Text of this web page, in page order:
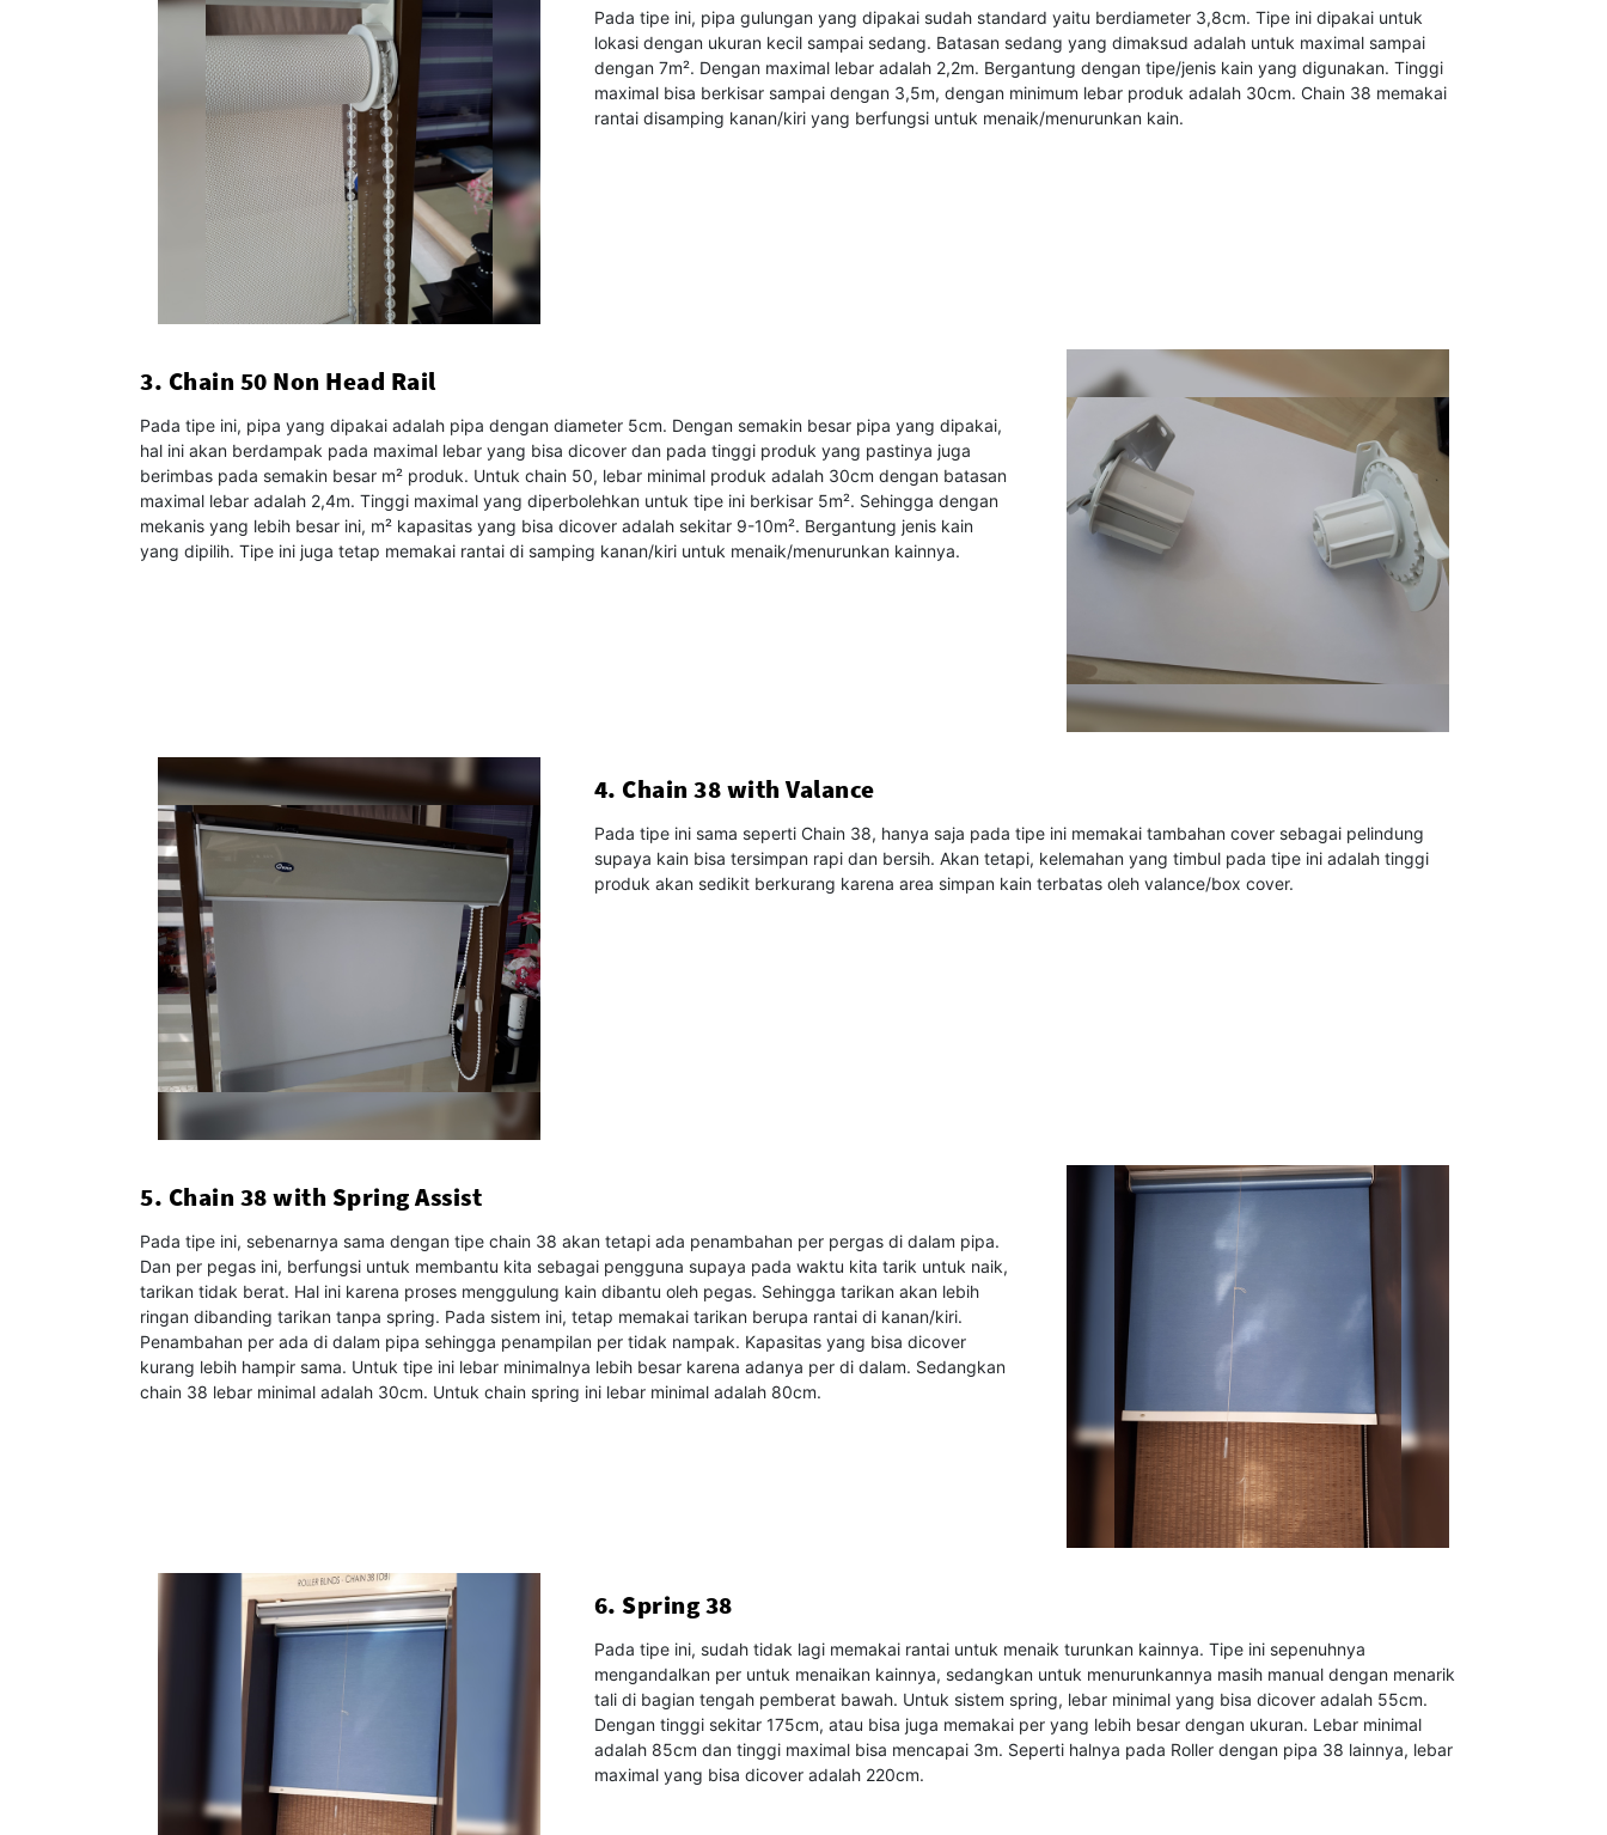
Pada tipe ini, pipa gulungan yang dipakai sudah standard yaitu berdiameter 3,8cm. Tipe ini dipakai untuk
lokasi dengan ukuran kecil sampai sedang. Batasan sedang yang dimaksud adalah untuk maximal sampai
dengan 7m². Dengan maximal lebar adalah 2,2m. Bergantung dengan tipe/jenis kain yang digunakan. Tinggi
maximal bisa berkisar sampai dengan 3,5m, dengan minimum lebar produk adalah 30cm. Chain 38 memakai
rantai disamping kanan/kiri yang berfungsi untuk menaik/menurunkan kain.
3. Chain 50 Non Head Rail
Pada tipe ini, pipa yang dipakai adalah pipa dengan diameter 5cm. Dengan semakin besar pipa yang dipakai,
hal ini akan berdampak pada maximal lebar yang bisa dicover dan pada tinggi produk yang pastinya juga
berimbas pada semakin besar m² produk. Untuk chain 50, lebar minimal produk adalah 30cm dengan batasan
maximal lebar adalah 2,4m. Tinggi maximal yang diperbolehkan untuk tipe ini berkisar 5m². Sehingga dengan
mekanis yang lebih besar ini, m² kapasitas yang bisa dicover adalah sekitar 9-10m². Bergantung jenis kain
yang dipilih. Tipe ini juga tetap memakai rantai di samping kanan/kiri untuk menaik/menurunkan kainnya.
4. Chain 38 with Valance
Pada tipe ini sama seperti Chain 38, hanya saja pada tipe ini memakai tambahan cover sebagai pelindung
supaya kain bisa tersimpan rapi dan bersih. Akan tetapi, kelemahan yang timbul pada tipe ini adalah tinggi
produk akan sedikit berkurang karena area simpan kain terbatas oleh valance/box cover.
5. Chain 38 with Spring Assist
Pada tipe ini, sebenarnya sama dengan tipe chain 38 akan tetapi ada penambahan per pergas di dalam pipa.
Dan per pegas ini, berfungsi untuk membantu kita sebagai pengguna supaya pada waktu kita tarik untuk naik,
tarikan tidak berat. Hal ini karena proses menggulung kain dibantu oleh pegas. Sehingga tarikan akan lebih
ringan dibanding tarikan tanpa spring. Pada sistem ini, tetap memakai tarikan berupa rantai di kanan/kiri.
Penambahan per ada di dalam pipa sehingga penampilan per tidak nampak. Kapasitas yang bisa dicover
kurang lebih hampir sama. Untuk tipe ini lebar minimalnya lebih besar karena adanya per di dalam. Sedangkan
chain 38 lebar minimal adalah 30cm. Untuk chain spring ini lebar minimal adalah 80cm.
6. Spring 38
Pada tipe ini, sudah tidak lagi memakai rantai untuk menaik turunkan kainnya. Tipe ini sepenuhnya
mengandalkan per untuk menaikan kainnya, sedangkan untuk menurunkannya masih manual dengan menarik
tali di bagian tengah pemberat bawah. Untuk sistem spring, lebar minimal yang bisa dicover adalah 55cm.
Dengan tinggi sekitar 175cm, atau bisa juga memakai per yang lebih besar dengan ukuran. Lebar minimal
adalah 85cm dan tinggi maximal bisa mencapai 3m. Seperti halnya pada Roller dengan pipa 38 lainnya, lebar
maximal yang bisa dicover adalah 220cm.